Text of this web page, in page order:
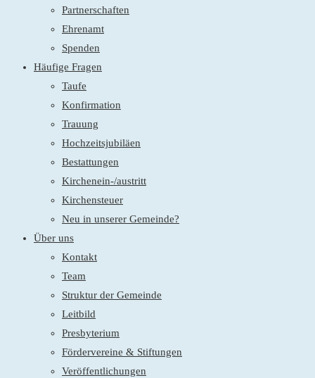
Partnerschaften
Ehrenamt
Spenden
Häufige Fragen
Taufe
Konfirmation
Trauung
Hochzeitsjubiläen
Bestattungen
Kirchenein-/austritt
Kirchensteuer
Neu in unserer Gemeinde?
Über uns
Kontakt
Team
Struktur der Gemeinde
Leitbild
Presbyterium
Fördervereine & Stiftungen
Veröffentlichungen